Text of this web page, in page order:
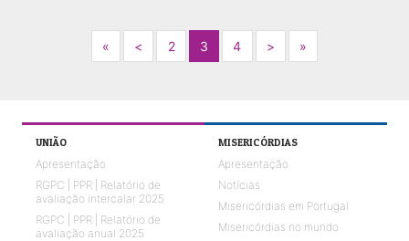
«Next< Previous
2 3 4 >Next»
UNIÃO
Apresentação
RGPC | PPR | Relatório de
avaliação intercalar 2025
RGPC | PPR | Relatório de
avaliação anual 2025
MISERICÓRDIAS
Apresentação
Notícias
Misericórdias em Portugal
Misericórdias no mundo